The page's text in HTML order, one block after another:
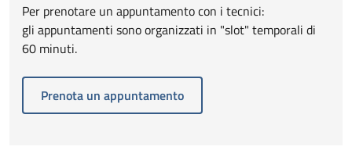
Per prenotare un appuntamento con i tecnici:
gli appuntamenti sono organizzati in "slot" temporali di
60 minuti.
Prenota un appuntamento